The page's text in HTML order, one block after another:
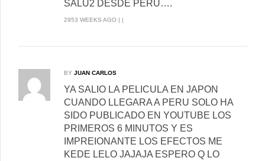
SALU2 DESDE PERU….
2953 WEEKS AGO | |
BY JUAN CARLOS
YA SALIO LA PELICULA EN JAPON
CUANDO LLEGARA A PERU SOLO HA
SIDO PUBLICADO EN YOUTUBE LOS
PRIMEROS 6 MINUTOS Y ES
IMPREIONANTE LOS EFECTOS ME
KEDE LELO JAJAJA ESPERO Q LO